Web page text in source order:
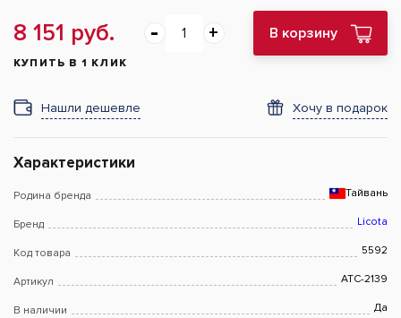
8 151 руб. В корзину
КУПИТЬ В 1 КЛИК
Нашли дешевле Хочу в подарок
Характеристики
Родина бренда Тайвань
Бренд Licota
Код товара 5592
Артикул ATC-2139
В наличии Да